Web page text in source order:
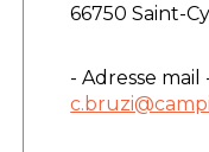
66750 Saint-
- Adresse mail